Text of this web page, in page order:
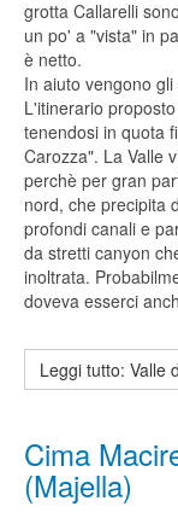
grotta Callarelli
un po' a "vista" in
è netto.
In aiuto vengono
L'itinerario
tenendosi in quota
Carozza". La Valle
perchè per gran
nord, che precipita
profondi canali e
da stretti canyon
inoltrata.
doveva esserci
Leggi tutto: Valle
Cima
(Majella)